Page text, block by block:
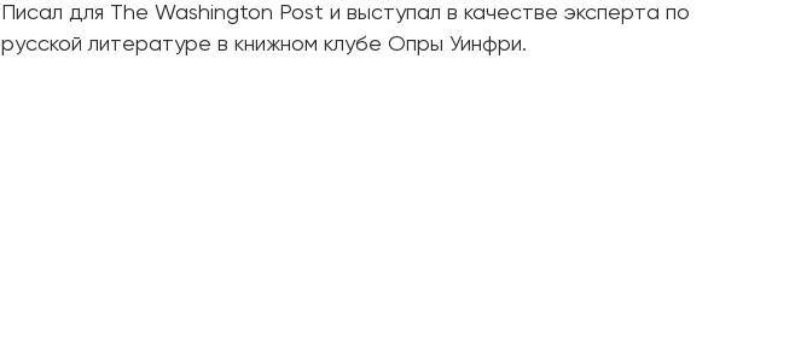
Писал для The Washington Post и выступал в качестве эксперта по
русской литературе в книжном клубе Опры Уинфри.